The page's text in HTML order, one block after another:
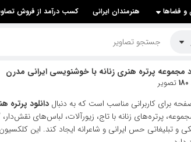
و فضاها هنرمندان ایرانی کسب درآمد از فروش
مجموعه پرتره هنری زنانه با خوشنویسی ایرانی مدرن
180تصویر
برای کاربرانی مناسب است که به دنبال دانلود پرتره
پرتره‌های زنانه با تاج، زیورآلات، لباس‌های
و تبلیغاتی حس ایرانی و شاعرانه ایجاد کند. این